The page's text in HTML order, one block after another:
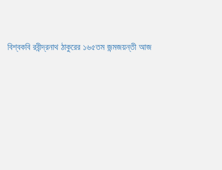
বিশ্বকবি রবীন্দ্রনাথ ঠাকুরের ১৬৫তম জন্মজয়ন্তী আজ